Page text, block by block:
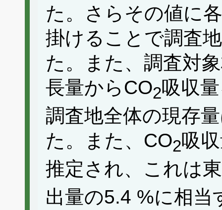
た。さらその値に
掛けることで調査
た。また、調査対
長量からCO2吸収
調査地全体の現存
た。また、CO2吸
推定され、これは
出量の5.4 %に相